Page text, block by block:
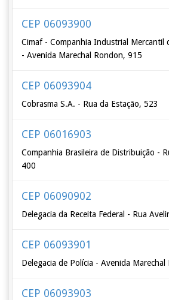
CEP 06093900
Cimaf - Companhia Industrial Mercantil
- Avenida Marechal Rondon, 915
CEP 06093904
Cobrasma S.A. - Rua da Estação, 523
CEP 06016903
Companhia Brasileira de Distribuição -
400
CEP 06090902
Delegacia da Receita Federal - Rua
CEP 06093901
Delegacia de Polícia - Avenida
CEP 06093903